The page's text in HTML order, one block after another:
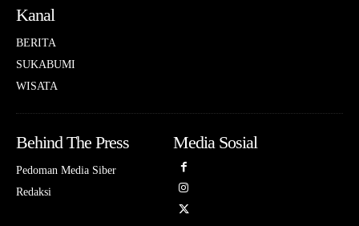
Kanal
BERITA
SUKABUMI
WISATA
Behind The Press
Pedoman Media Siber
Redaksi
Media Sosial